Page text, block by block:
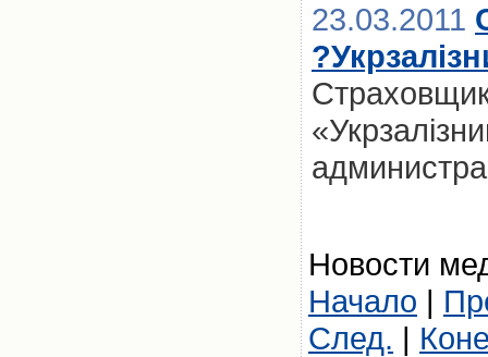
23.03.2011
Новости
Начало |
След. |